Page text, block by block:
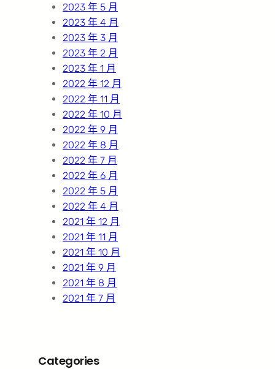
2023 年 5 月
2023 年 4 月
2023 年 3 月
2023 年 2 月
2023 年 1 月
2022 年 12 月
2022 年 11 月
2022 年 10 月
2022 年 9 月
2022 年 8 月
2022 年 7 月
2022 年 6 月
2022 年 5 月
2022 年 4 月
2021 年 12 月
2021 年 11 月
2021 年 10 月
2021 年 9 月
2021 年 8 月
2021 年 7 月
Categories